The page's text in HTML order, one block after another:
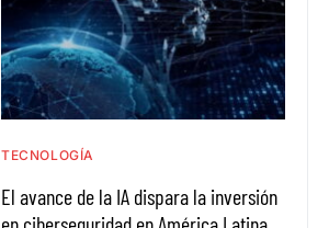
TECNOLOGÍA
El avance de la IA dispara la inversión